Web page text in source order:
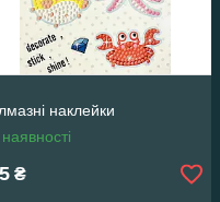
наклейки
₴